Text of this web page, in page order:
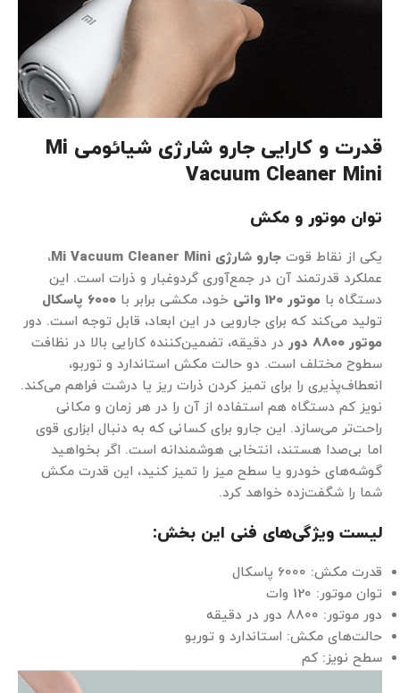
قدرت و کارایی جارو شارژی شیائومی Mi
Vacuum Cleaner Mini
توان موتور و مکش
یکی از نقاط قوت جارو شارژی Mi Vacuum Cleaner Mini،
عملکرد قدرتمند آن در جمع‌آوری گردوغبار و ذرات است. این
دستگاه با موتور 120 واتی خود، مکشی برابر با 6000 پاسکال
تولید می‌کند که برای جارویی در این ابعاد، قابل توجه است. دور
موتور 8800 دور
در دقیقه، تضمین‌کننده کارایی بالا در نظافت
سطوح مختلف است. دو حالت مکش استاندارد و توربو،
انعطاف‌پذیری را برای تمیز کردن ذرات ریز یا درشت فراهم می‌کند.
نویز کم دستگاه هم استفاده از آن را در هر زمان و مکانی
راحت‌تر می‌سازد. این جارو برای کسانی که به دنبال ابزاری قوی
اما بی‌صدا هستند، انتخابی هوشمندانه است. اگر بخواهید
گوشه‌های خودرو یا سطح میز را تمیز کنید، این قدرت مکش
شما را شگفت‌زده خواهد کرد.
لیست ویژگی‌های فنی این بخش:
قدرت مکش: 6000 پاسکال
توان موتور: 120 وات
دور موتور: 8800 دور در دقیقه
حالت‌های مکش: استاندارد و توربو
سطح نویز: کم